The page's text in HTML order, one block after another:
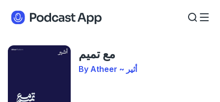
مع تميم
By Atheer ~ أثير